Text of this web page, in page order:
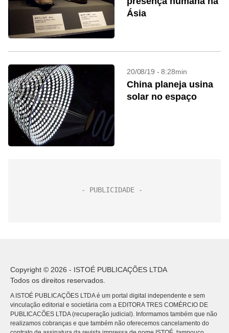
Ásia
20/08/19 - 8:28min
China planeja usina
solar no espaço
Copyright © 2026 - ISTOÉ PUBLICAÇÕES LTDA
Todos os direitos reservados.
A ISTOÉ PUBLICAÇÕES LTDA é um portal digital independente e sem
vinculação editorial e societária com a EDITORA TRES COMÉRCIO DE
PUBLICACÕES LTDA (recuperação judicial). Informamos também que não
realizamos cobranças e que também não oferecemos cancelamento do